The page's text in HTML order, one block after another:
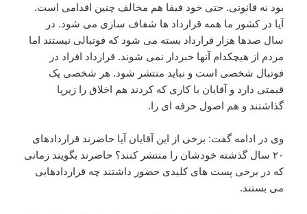
بود نه قانونی. حتی خود فیفا هم مخالف چنین اقدامی است.
آیا در کشور ما همه قرارداد ها شفاف سازی می شود. در
سال صدها هزار قرارداد بسته می شود که فوتبالی نیستند اما
مردم از هیچکدام آنها خبردار نمی شوند. قرارداد افراد در
فوتبال شخصی است و نباید منتشر شود. هر شخصی یک
قیمتی دارد و آقایان با کاری که کردند هم اخلاق را زیرپا
گذاشتند و هم اصول حرفه ای را.
وی در ادامه گفت: برخی از این آقایان آیا حاضرند قراردادهای
۲۰ سال گذشته خودشان را منتشر کنند؟ حاضرند بگویند زمانی
که در برخی پست های کلیدی حضور داشتند چه قراردادهایی
می بستند.